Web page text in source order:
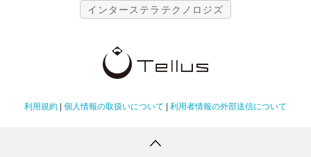
インターステラテクノロジズ
利用規約 個人情報の取扱いについて 利用者情報の外部送信について